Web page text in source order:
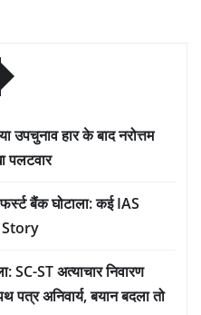
उपचुनाव हार के बाद नरोत्तम
पलटवार
बैंक घोटाला: कई IAS
Story
SC-ST अत्याचार निवारण
अनिवार्य, बयान बदला तो